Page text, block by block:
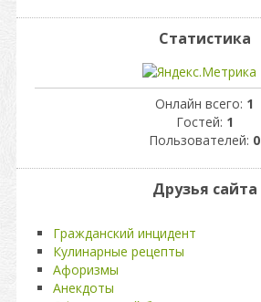
Статистика
Онлайн всего: 1
Гостей: 1
Пользователей: 0
Друзья сайта
Гражданский инцидент
Кулинарные рецепты
Афоризмы
Анекдоты